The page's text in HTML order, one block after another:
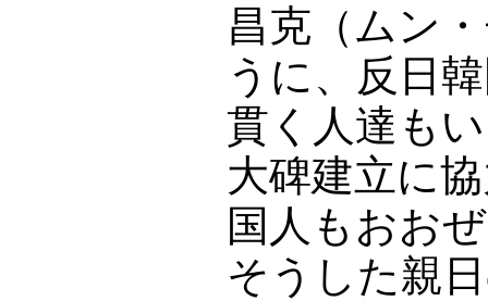
昌克（ムン
うに、反日
貫く人達も
大碑建立に
国人もおお
そうした親